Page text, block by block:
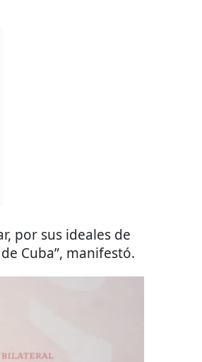
por sus ideales de
Cuba”, manifestó.